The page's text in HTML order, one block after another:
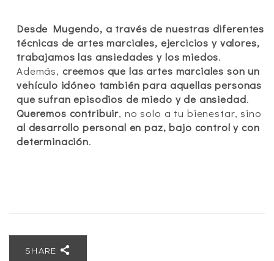
Desde Mugendo, a través de nuestras diferentes
técnicas de artes marciales, ejercicios y valores,
trabajamos las ansiedades y los miedos.
Además, creemos que las artes marciales son un
vehículo idóneo también para aquellas personas
que sufran episodios de miedo y de ansiedad.
Queremos contribuir, no solo a tu bienestar, sino
al desarrollo personal en paz, bajo control y con
determinación.
SHARE